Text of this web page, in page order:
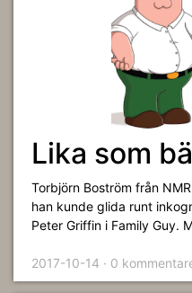
Lika som
Torbjörn Boström från
han kunde glida runt
Peter Griffin i Family Guy.
2017-10-14 · 0